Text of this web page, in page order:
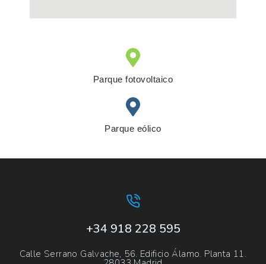
Parque fotovoltaico
Parque eólico
+34 918 228 595
Calle Serrano Galvache, 56. Edificio Álamo. Planta 11.